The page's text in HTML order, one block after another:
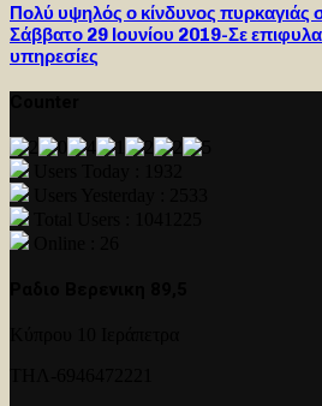
Πολύ υψηλός ο κίνδυνος πυρκαγιάς
Σάββατο 29 Ιουνίου 2019-Σε
υπηρεσίες